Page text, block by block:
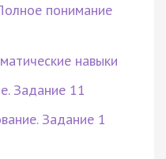
понимание
навыки
Задание 11
Задание 1